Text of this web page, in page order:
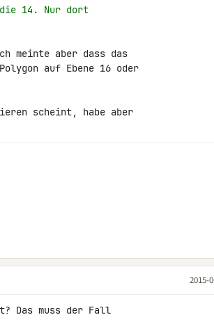
14. Nur dort
meinte aber dass das
auf Ebene 16 oder
scheint, habe aber
2015-
Das muss der Fall